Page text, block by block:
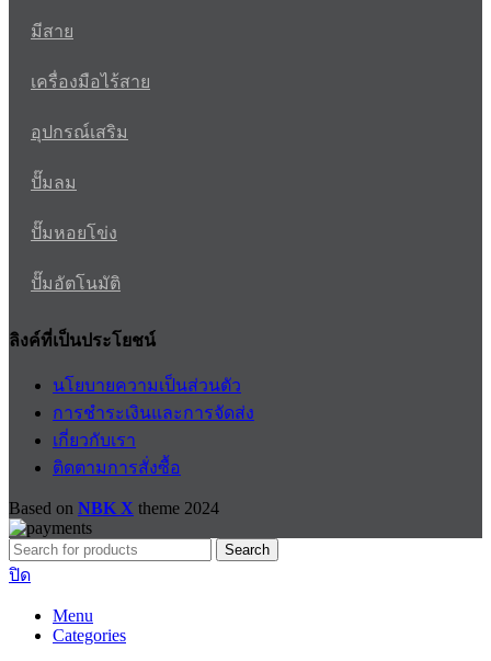
มีสาย
เครื่องมือไร้สาย
อุปกรณ์เสริม
ปั๊มลม
ปั๊มหอยโข่ง
ปั๊มอัตโนมัติ
ลิงค์ที่เป็นประโยชน์
นโยบายความเป็นส่วนตัว
การชำระเงินและการจัดส่ง
เกี่ยวกับเรา
ติดตามการสั่งซื้อ
Based on NBK X theme 2024
Search
ปิด
Menu
Categories